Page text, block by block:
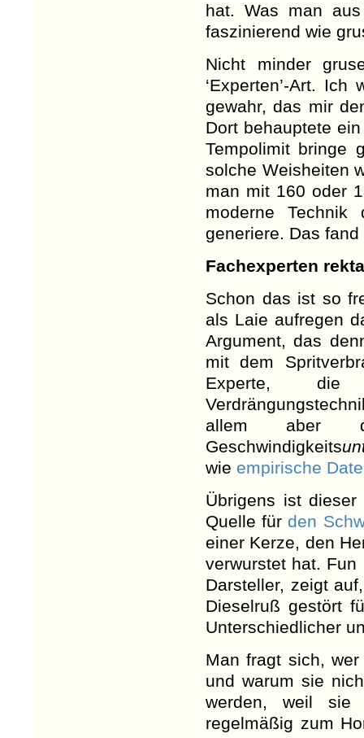
hat. Was man
faszinierend wie
Nicht minder
‘Experten’-Art. Ich
gewahr, das mir
Dort behauptete
Tempolimit bringe
solche Weisheiten
man mit 160 oder
moderne Technik
generiere. Das
Fachexperten
Schon das ist so
als Laie aufregen
Argument, das
mit dem
Experte, die
allem
Geschwindigkeits
wie empirische
Übrigens ist dieser
Quelle für den
einer Kerze, den
verwurstet hat.
Darsteller, zeigt
Dieselruß gestört
Unterschiedlicher
Man fragt sich,
und warum sie
werden, weil sie
regelmäßig zum